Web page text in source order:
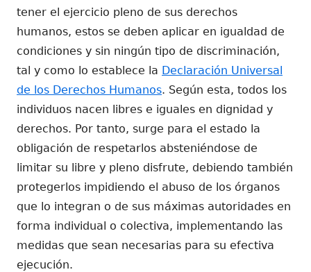
tener el ejercicio pleno de sus derechos
humanos, estos se deben aplicar en igualdad de
condiciones y sin ningún tipo de discriminación,
tal y como lo establece la Declaración Universal
de los Derechos Humanos. Según esta, todos los
individuos nacen libres e iguales en dignidad y
derechos. Por tanto, surge para el estado la
obligación de respetarlos absteniéndose de
limitar su libre y pleno disfrute, debiendo también
protegerlos impidiendo el abuso de los órganos
que lo integran o de sus máximas autoridades en
forma individual o colectiva, implementando las
medidas que sean necesarias para su efectiva
ejecución.